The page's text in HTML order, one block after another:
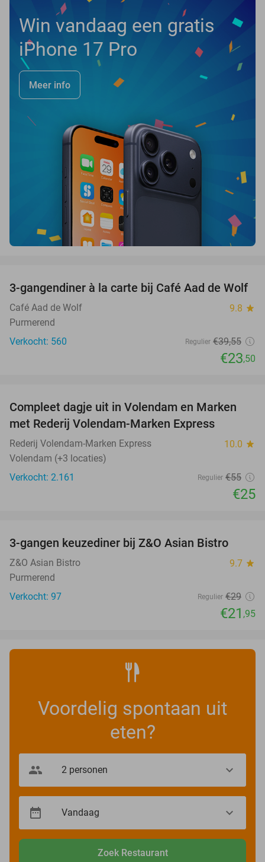
Win vandaag een gratis
iPhone 17 Pro
Meer info
41%
3-gangendiner à la carte bij Café Aad de Wolf
Café Aad de Wolf 9.8 star
Purmerend
Verkocht: 560
Regulier €39,55
€23,50
55%
Compleet dagje uit in Volendam en Marken
met Rederij Volendam-Marken Express
Rederij Volendam-Marken Express 10.0 star
Volendam (+3 locaties)
Verkocht: 2.161
Regulier €55
€25
3-gangen keuzediner bij Z&O Asian Bistro
Z&O Asian Bistro 9.7 star
Purmerend
Verkocht: 97
Regulier €29
€21 ,95
Voordelig spontaan uit
eten?
Zoek Restaurant